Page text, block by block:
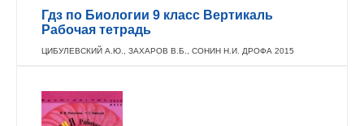
Гдз по Биологии 9 класс Вертикаль
Рабочая тетрадь
ЦИБУЛЕВСКИЙ А.Ю., ЗАХАРОВ В.Б., СОНИН Н.И. ДРОФА 2015